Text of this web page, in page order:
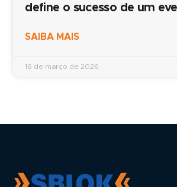
define o sucesso de um
SAIBA MAIS
16 de março de 2026